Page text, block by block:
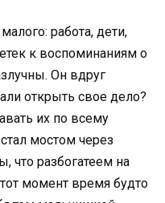
работа, дети,
к воспоминаниям о
Он вдруг
открыть свое дело?
их по всему
мостом через
разбогатеем на
момент время будто